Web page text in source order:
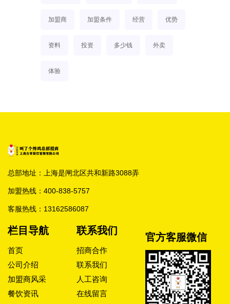
加盟商 加盟条件 经营 优势
资料 投资 多少钱 外卖
体验
总部地址：上海是闸北区共和新路3088弄
加盟热线： 400-838-5757
客服热线： 13162586087
栏目导航
首页
公司介绍
加盟商风采
餐饮资讯
联系我们
招商合作
联系我们
人工咨询
在线留言
官方客服微信